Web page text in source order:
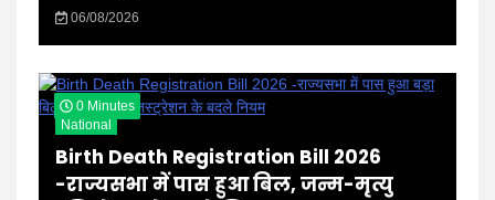
06/08/2026
0 Minutes
National
Birth Death Registration Bill 2026
-राज्यसभा में पास हुआ बिल, जन्म-मृत्यु